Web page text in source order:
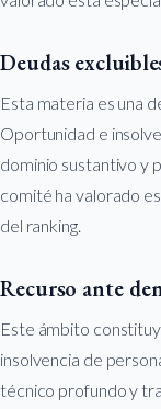
Deudas
Esta materia es una
Oportunidad e
dominio sustantivo y
comité ha valorado
del ranking.
Recurso ante
Este ámbito
insolvencia de
técnico profundo y